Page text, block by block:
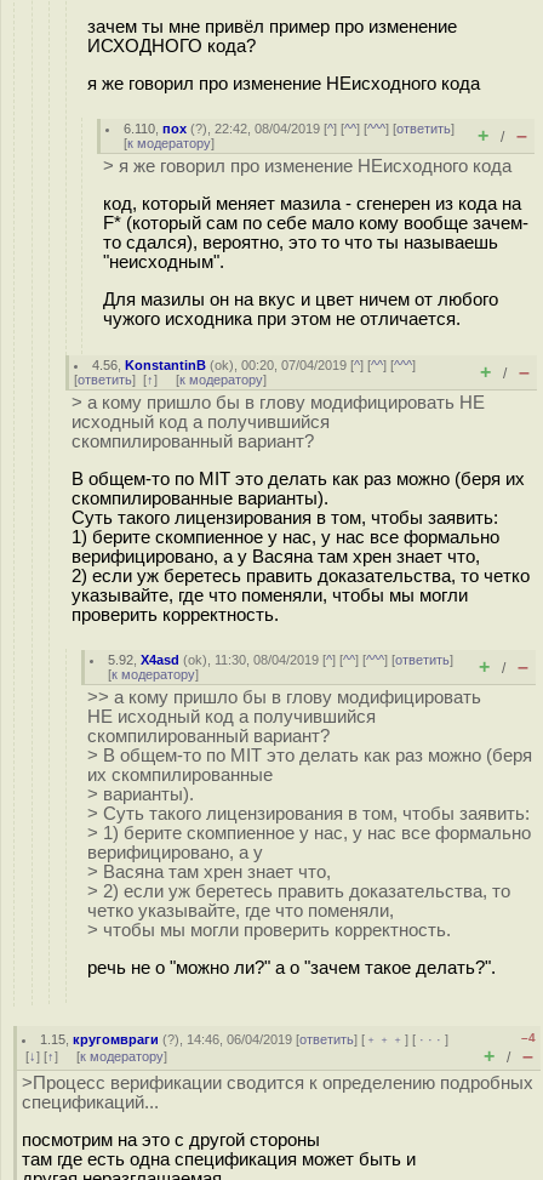
зачем ты мне привёл пример про изменение
ИСХОДНОГО кода?
я же говорил про изменение НЕисходного кода
6.110 ,пох (?), 22:42, 08/04/2019 [^] [^^] [^^^] [ответить]
[к модератору] + / –
> я же говорил про изменение НЕисходного кода
код, который меняет мазила - сгенерен из кода на
F* (который сам по себе мало кому вообще зачем-
то сдался), вероятно, это то что ты называешь
"неисходным".
Для мазилы он на вкус и цвет ничем от любого
чужого исходника при этом не отличается.
4.56 ,KonstantinB (ok), 00:20, 07/04/2019 [^] [^^] [^^^]
[ответить] [↑] [к модератору] + / –
> а кому пришло бы в глову модифицировать НЕ
исходный код а получившийся
скомпилированный вариант?
В общем-то по MIT это делать как раз можно (беря их
скомпилированные варианты).
Суть такого лицензирования в том, чтобы заявить:
1) берите скомпиенное у нас, у нас все формально
верифицировано, а у Васяна там хрен знает что,
2) если уж беретесь править доказательства, то четко
указывайте, где что поменяли, чтобы мы могли
проверить корректность.
5.92 ,X4asd (ok), 11:30, 08/04/2019 [^] [^^] [^^^] [ответить]
[к модератору] + / –
>> а кому пришло бы в глову модифицировать
НЕ исходный код а получившийся
скомпилированный вариант?
> В общем-то по MIT это делать как раз можно (беря
их скомпилированные
> варианты).
> Суть такого лицензирования в том, чтобы заявить:
> 1) берите скомпиенное у нас, у нас все формально
верифицировано, а у
> Васяна там хрен знает что,
> 2) если уж беретесь править доказательства, то
четко указывайте, где что поменяли,
> чтобы мы могли проверить корректность.
речь не о "можно ли?" а о "зачем такое делать?".
1.15 ,кругомвраги (?), 14:46, 06/04/2019 [ответить] [ ﹢﹢﹢] [ · · ·]
[↓] [↑] [к модератору]
–4
+ / –
>Процесс верификации сводится к определению подробных
спецификаций...
посмотрим на это с другой стороны
там где есть одна спецификация может быть и